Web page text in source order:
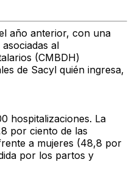
año anterior, con una
al
(CMBDH)
de Sacyl quién ingresa,
hospitalizaciones. La
por ciento de las
a mujeres (48,8 por
por los partos y